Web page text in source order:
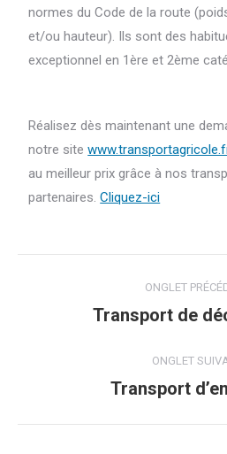
normes du Code de la route
et/ou hauteur). Ils sont des
exceptionnel en 1ère et 2ème
Réalisez dès maintenant une
notre site
au meilleur prix grâce à nos
partenaires.Cliquez-ici
commentaire
ONGLET
Transport de
ONGLET
Transport